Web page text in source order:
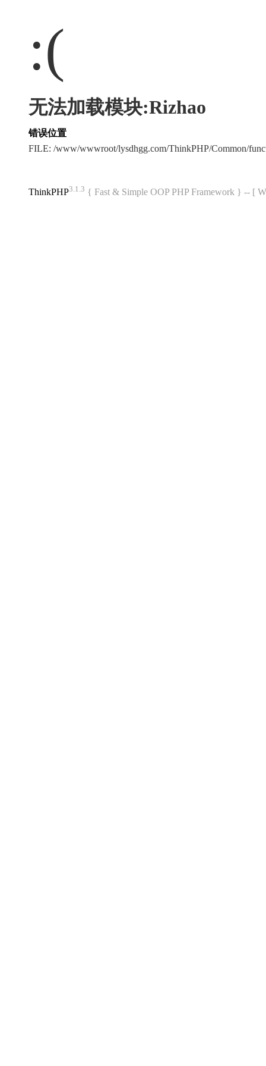
:(
无法加载模块:Rizhao
错误位置
FILE: /www/wwwroot/lysdhgg.com/ThinkPHP/Common/
ThinkPHP3.1.3 { Fast & Simple OOP PHP Framework } -- [